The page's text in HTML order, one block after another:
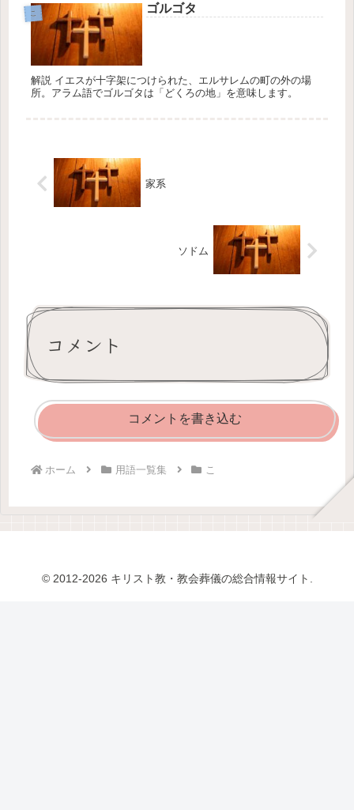
こ ゴルゴタ
解説 イエスが十字架につけられた、エルサレムの町の外の場
所。アラム語でゴルゴタは「どくろの地」を意味します。
家系
ソドム
コメント
コメントを書き込む
ホーム 用語一覧集 こ
© 2012-2026 キリスト教・教会葬儀の総合情報サイト.